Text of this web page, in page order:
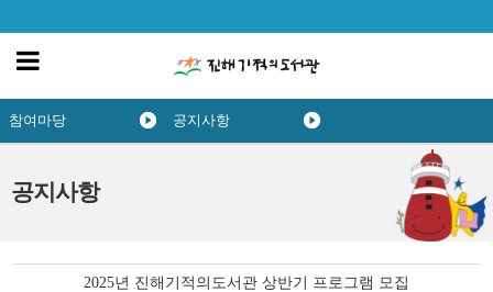
공지사항
참여마당 공지사항
2025년 진해기적의도서관 상반기 프로그램 모집